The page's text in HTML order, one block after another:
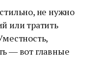
не нужно
или тратить
― вот главные